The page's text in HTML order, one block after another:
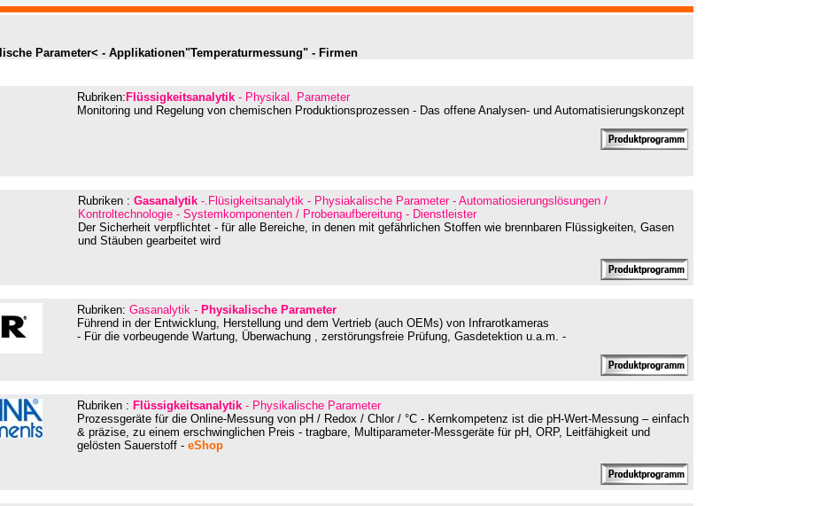
Parameter< - Applikationen"Temperaturmessung" - Firmen
Rubriken: Flüssigkeitsanalytik - Physikal. Parameter
Monitoring und Regelung von chemischen Produktionsprozessen - Das offene Analysen- und Automatisierungskonzept
Rubriken : Gasanalytik -.Flüsigkeitsanalytik - Physiakalische Parameter - Automatiosierungslösungen /
Kontroltechnologie - Systemkomponenten / Probenaufbereitung - Dienstleister
Der Sicherheit verpflichtet - für alle Bereiche, in denen mit gefährlichen Stoffen wie brennbaren Flüssigkeiten, Gasen
und Stäuben gearbeitet wird
Rubriken: Gasanalytik - Physikalische Parameter
Führend in der Entwicklung, Herstellung und dem Vertrieb (auch OEMs) von Infrarotkameras
- Für die vorbeugende Wartung, Überwachung , zerstörungsfreie Prüfung, Gasdetektion u.a.m. -
Rubriken : Flüssigkeitsanalytik - Physikalische Parameter
Prozessgeräte für die Online-Messung von pH / Redox / Chlor / °C - Kernkompetenz ist die pH-Wert-Messung – einfach
& präzise, zu einem erschwinglichen Preis - tragbare, Multiparameter-Messgeräte für pH, ORP, Leitfähigkeit und
gelösten Sauerstoff - eShop